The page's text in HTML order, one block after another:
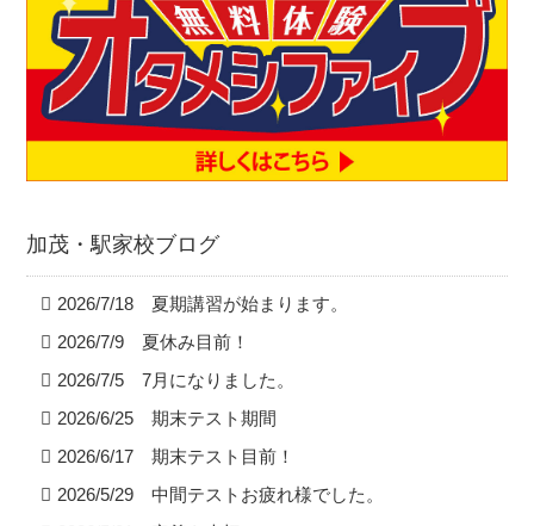
加茂・駅家校ブログ
2026/7/18 夏期講習が始まります。
2026/7/9 夏休み目前！
2026/7/5 7月になりました。
2026/6/25 期末テスト期間
2026/6/17 期末テスト目前！
2026/5/29 中間テストお疲れ様でした。